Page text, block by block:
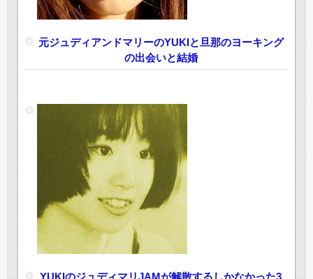
元ジュディアンドマリーのYUKIと旦那のヨーキング
の出会いと結婚
YUKIのジュディマリJAMが解散するしかなかった3